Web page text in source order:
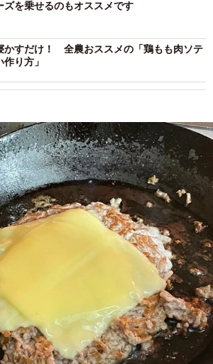
ズを乗せるのもオススメです
かすだけ！ 全農おススメの「鶏もも肉ソテ
り方」